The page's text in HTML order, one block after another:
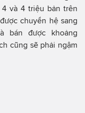
4 và 4 triệu bản trên
chuyển hệ sang
bán được khoảng
cũng sẽ phải ngậm